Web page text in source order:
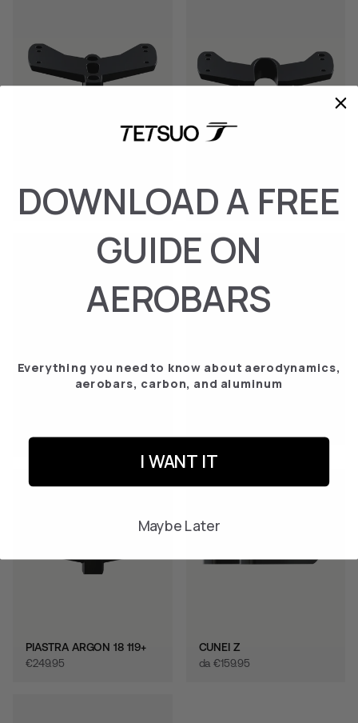
€‎249.95
€‎249.95
€‎49.95
PIASTRA ARGON 18 119+
€‎249.95
CUNEI Z
da€‎159.95
DOWNLOAD A FREE
GUIDE ON
AEROBARS
Everything you need to know about aerodynamics,
aerobars, carbon, and aluminum
I WANT IT
Maybe Later